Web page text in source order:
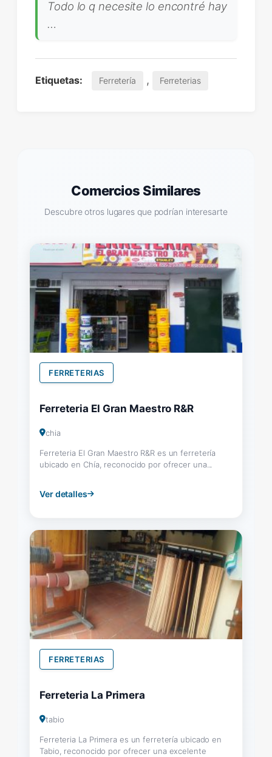
Todo lo q necesite lo encontré hay
…
Etiquetas: Ferretería , Ferreterias
Comercios Similares
Descubre otros lugares que podrían interesarte
FERRETERIAS
Ferreteria El Gran Maestro R&R
chia
Ferreteria El Gran Maestro R&R es un ferretería
ubicado en Chía, reconocido por ofrecer una...
Ver detalles
FERRETERIAS
Ferreteria La Primera
tabio
Ferreteria La Primera es un ferretería ubicado en
Tabio, reconocido por ofrecer una excelente